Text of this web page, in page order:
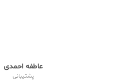
عاطفه احمدی
پشتیبانی